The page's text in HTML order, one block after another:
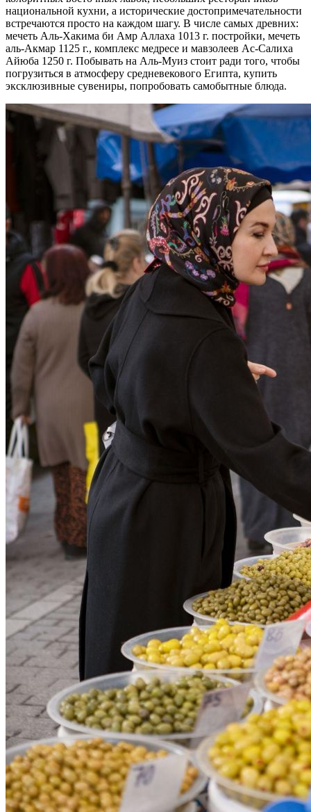
национальной кухни, а исторические достопримечательности
встречаются просто на каждом шагу. В числе самых древних:
мечеть Аль-Хакима би Амр Аллаха 1013 г. постройки, мечеть
аль-Акмар 1125 г., комплекс медресе и мавзолеев Ас-Салиха
Айюба 1250 г. Побывать на Аль-Муиз стоит ради того, чтобы
погрузиться в атмосферу средневекового Египта, купить
эксклюзивные сувениры, попробовать самобытные блюда.